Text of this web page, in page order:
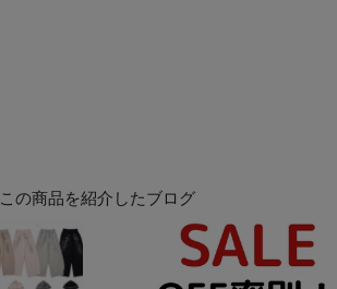
この商品を紹介したブログ